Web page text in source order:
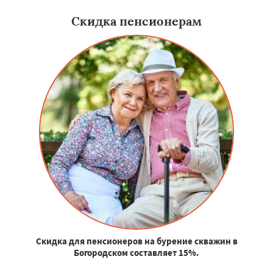
Скидка пенсионерам
Скидка для пенсионеров на бурение скважин в
Богородском составляет 15%.